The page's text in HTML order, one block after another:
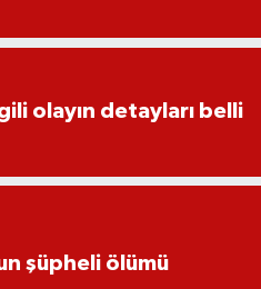
olayın detayları belli
şüpheli ölümü